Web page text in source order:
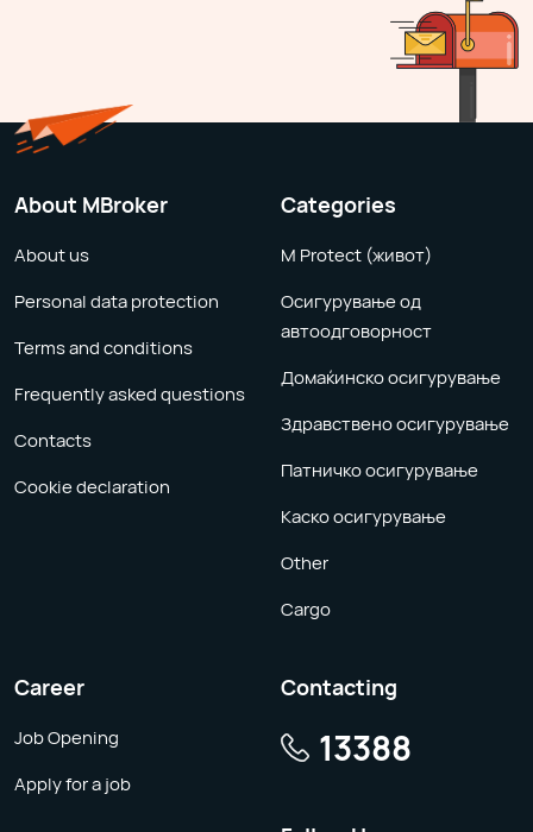
About MBroker
About us
Personal data protection
Terms and conditions
Frequently asked questions
Contacts
Cookie declaration
Categories
M Protect (живот)
Осигурување од
автоодговорност
Домаќинско осигурување
Здравствено осигурување
Патничко осигурување
Каско осигурување
Other
Cargo
Career
Job Opening
Apply for a job
Contacting
13388